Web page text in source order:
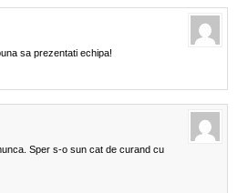
sa prezentati echipa!
Sper s-o sun cat de curand cu